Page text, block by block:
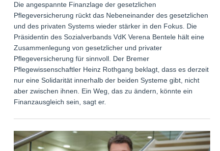
Die angespannte Finanzlage der gesetzlichen
Pflegeversicherung rückt das Nebeneinander des gesetzlichen
und des privaten Systems wieder stärker in den Fokus. Die
Präsidentin des Sozialverbands VdK Verena Bentele hält eine
Zusammenlegung von gesetzlicher und privater
Pflegeversicherung für sinnvoll. Der Bremer
Pflegewissenschaftler Heinz Rothgang beklagt, dass es derzeit
nur eine Solidarität innerhalb der beiden Systeme gibt, nicht
aber zwischen ihnen. Ein Weg, das zu ändern, könnte ein
Finanzausgleich sein, sagt er.